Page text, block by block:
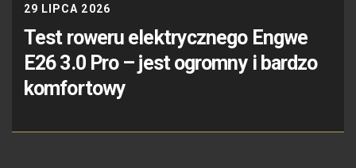
29 LIPCA 2026
Test roweru elektrycznego Engwe
E26 3.0 Pro – jest ogromny i bardzo
komfortowy